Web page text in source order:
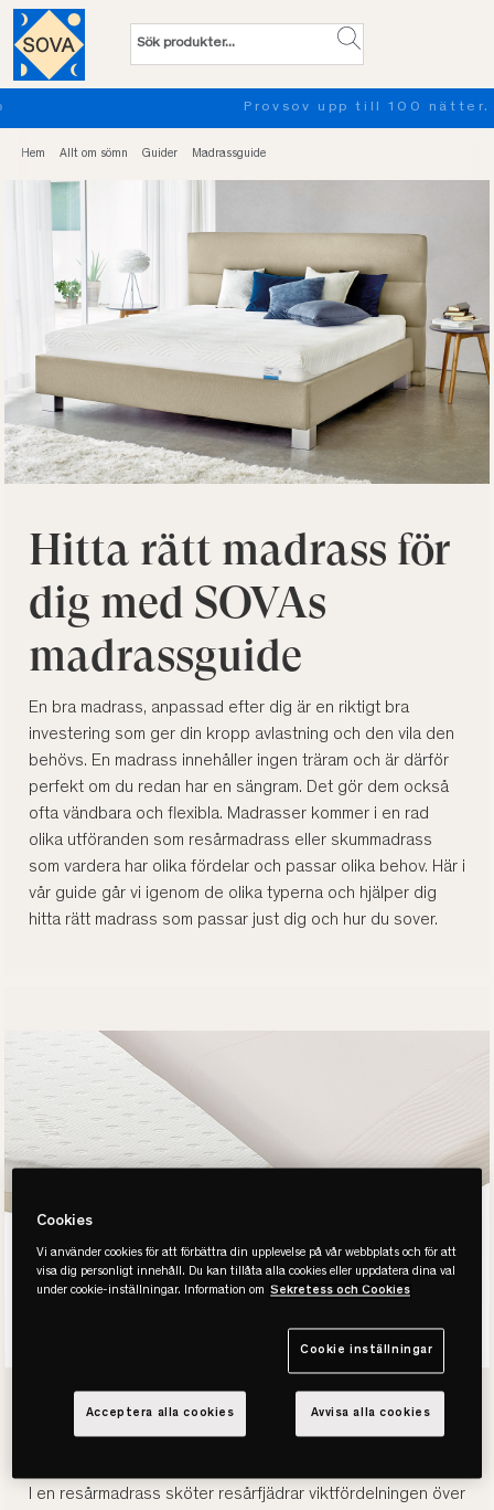
Provsov upp till 100 nätter. Läs mer
Hem Allt om sömn Guider Madrassguide
Hitta rätt madrass för
dig med SOVAs
madrassguide
En bra madrass, anpassad efter dig är en riktigt bra
investering som ger din kropp avlastning och den vila den
behövs. En madrass innehåller ingen träram och är därför
perfekt om du redan har en sängram. Det gör dem också
ofta vändbara och flexibla. Madrasser kommer i en rad
olika utföranden som resårmadrass eller skummadrass
som vardera har olika fördelar och passar olika behov. Här i
vår guide går vi igenom de olika typerna och hjälper dig
hitta rätt madrass som passar just dig och hur du sover.
Madrasser för alla behov &
sovställningar
I en resårmadrass sköter resårfjädrar viktfördelningen över
Cookies
Vi använder cookies för att förbättra din upplevelse på vår webbplats och för att
visa dig personligt innehåll. Du kan tillåta alla cookies eller uppdatera dina val
under cookie-inställningar. Information om Sekretess och Cookies
Cookie inställningar
Avvisa alla cookies
Acceptera alla cookies